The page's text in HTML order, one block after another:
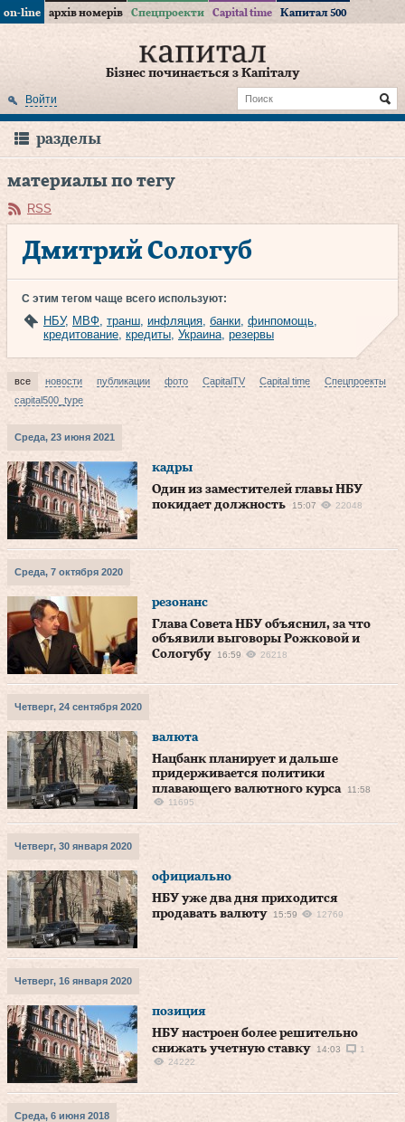
on-line архів номерів Спецпроекти Capital time Капитал 500
Бізнес починається з Капіталу
Войти
разделы
материалы по тегу
RSS
Дмитрий Сологуб
С этим тегом чаще всего используют:
НБУ, МВФ, транш, инфляция, банки, финпомощь,
кредитование, кредиты, Украина, резервы
все новости публикации фото CapitalTV Capital time
Спецпроекты
capital500_type
Среда, 23 июня 2021
кадры
Один из заместителей главы НБУ
покидает должность
15:07 22048
Среда, 7 октября 2020
резонанс
Глава Совета НБУ объяснил, за что
объявили выговоры Рожковой и
Сологубу
16:59 26218
Четверг, 24 сентября 2020
валюта
Нацбанк планирует и дальше
придерживается политики
плавающего валютного курса
11:58
11695
Четверг, 30 января 2020
официально
НБУ уже два дня приходится
продавать валюту
15:59 12769
Четверг, 16 января 2020
позиция
НБУ настроен более решительно
снижать учетную ставку
14:03
1
24222
Среда, 6 июня 2018